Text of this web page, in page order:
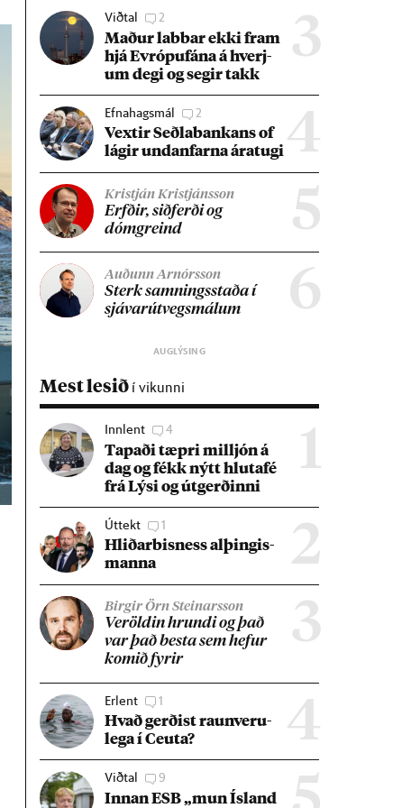
3
Viðtal 2
Mað­ur labb­ar ekki fram
hjá Evr­ópuf­ána á hverj­
um degi og seg­ir takk
4
Efnahagsmál 2
Vext­ir Seðla­bank­ans of
lág­ir und­an­farna ára­tugi
5
Kristján Kristjánsson
Erfð­ir, sið­ferði og
dómgreind
6
Auðunn Arnórsson
Sterk samn­ings­staða í
sjáv­ar­út­vegs­mál­um
Mest lesið í vikunni
1
Innlent 4
Tap­aði tæpri millj­ón á
dag og fékk nýtt hluta­fé
frá Lýsi og út­gerð­inni
2
Úttekt 1
Hlið­ar­bis­ness al­þing­is­
manna
3
Birgir Örn Steinarsson
Ver­öld­in hrundi og það
var það besta sem hef­ur
kom­ið fyr­ir
4
Erlent 1
Hvað gerð­ist raun­veru­
lega í Ceuta?
Viðtal 9
Inn­an ESB „mun Ís­land